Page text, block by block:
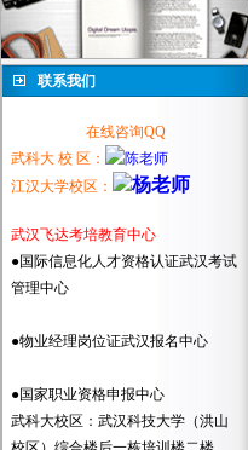
联系我们
在线咨询QQ
武科大 校 区：
江汉大学校区：
武汉飞达考培教育中心
●国际信息化人才资格认证武汉考试
管理中心
●物业经理岗位证武汉报名中心
●国家职业资格申报中心
武科大校区：武汉科技大学（洪山